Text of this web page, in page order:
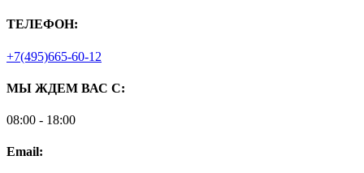
ТЕЛЕФОН:
+7(495)665-60-12
МЫ ЖДЕМ ВАС С:
08:00 - 18:00
Email: